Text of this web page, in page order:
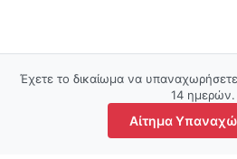
Ο λογαριασμός μου
Έχετε το δικαίωμα να
14 ημερών.
Αίτημα